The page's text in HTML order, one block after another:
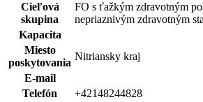
Cieľová
skupina
FO s ťažkým zdravotným
nepriaznivým zdravotným
Kapacita
Miesto
poskytovania
Nitriansky kraj
E-mail
Telefón
+42148244828